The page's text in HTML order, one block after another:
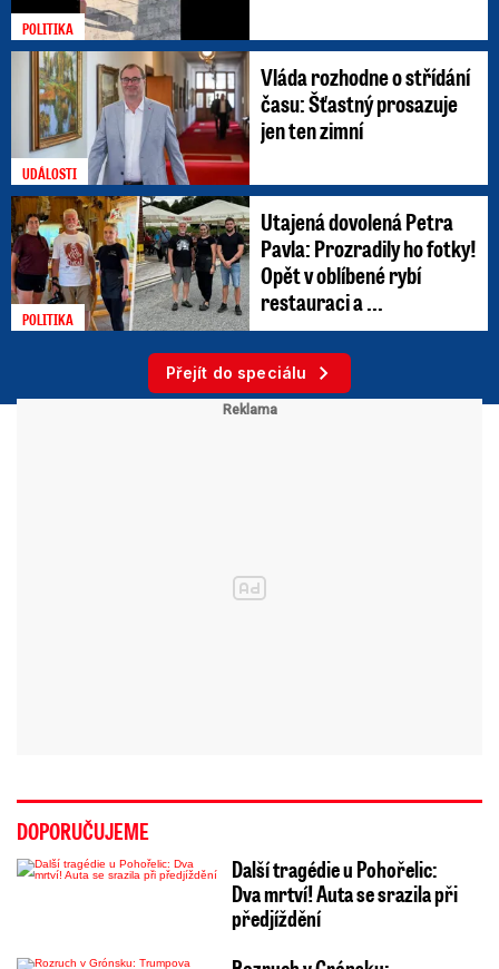
POLITIKA
UDÁLOSTI
Vláda rozhodne o střídání
času: Šťastný prosazuje
jen ten zimní
POLITIKA
Utajená dovolená Petra
Pavla: Prozradily ho fotky!
Opět v oblíbené rybí
restauraci a ...
Přejít do speciálu
DOPORUČUJEME
Další tragédie u Pohořelic:
Dva mrtví! Auta se srazila při
předjíždění